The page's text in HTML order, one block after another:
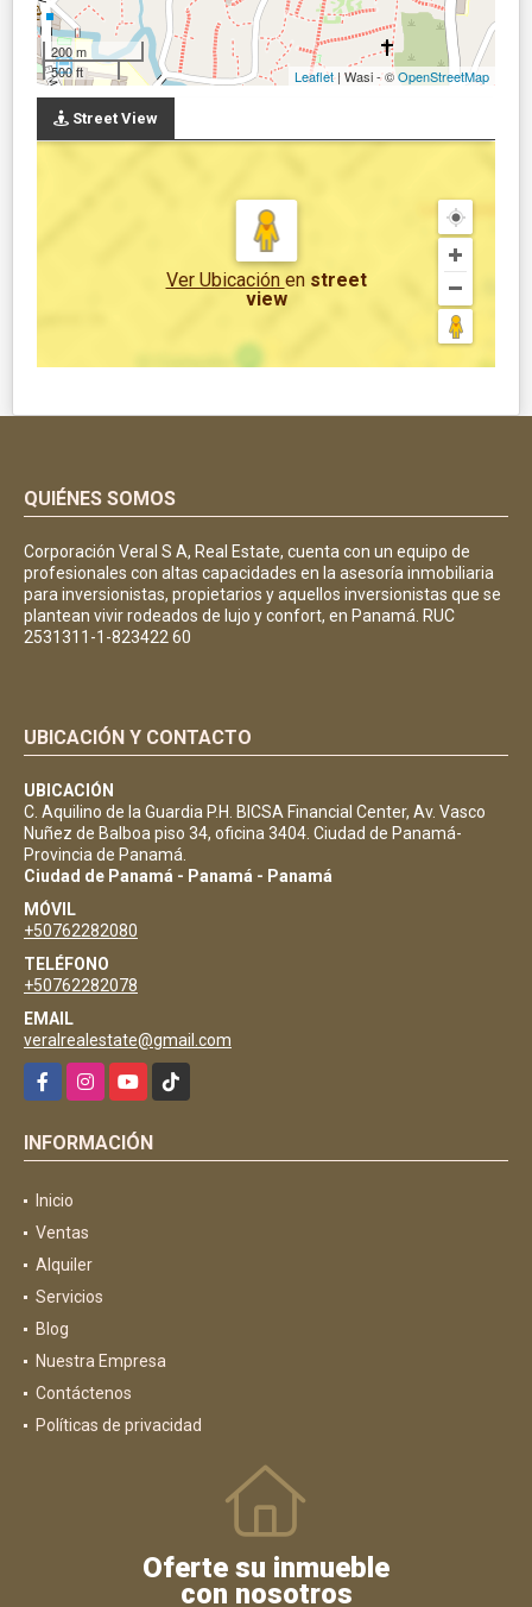
200 m
500 ft
Leaflet| Wasi - ©OpenStreetMap
Street View
Ver Ubicación en street
view
QUIÉNES SOMOS
Corporación Veral S A, Real Estate, cuenta con un equipo de
profesionales con altas capacidades en la asesoría inmobiliaria
para inversionistas, propietarios y aquellos inversionistas que se
plantean vivir rodeados de lujo y confort, en Panamá. RUC
2531311-1-823422 60
UBICACIÓN Y CONTACTO
UBICACIÓN
C. Aquilino de la Guardia P.H. BICSA Financial Center, Av. Vasco
Nuñez de Balboa piso 34, oficina 3404. Ciudad de Panamá-
Provincia de Panamá.
Ciudad de Panamá - Panamá - Panamá
MÓVIL
+50762282080
TELÉFONO
+50762282078
EMAIL
veralrealestate@gmail.com
FacebookInstagramYouTubeTikTok
INFORMACIÓN
Inicio
Ventas
Alquiler
Servicios
Blog
Nuestra Empresa
Contáctenos
Políticas de privacidad
Oferte su inmueble
con nosotros